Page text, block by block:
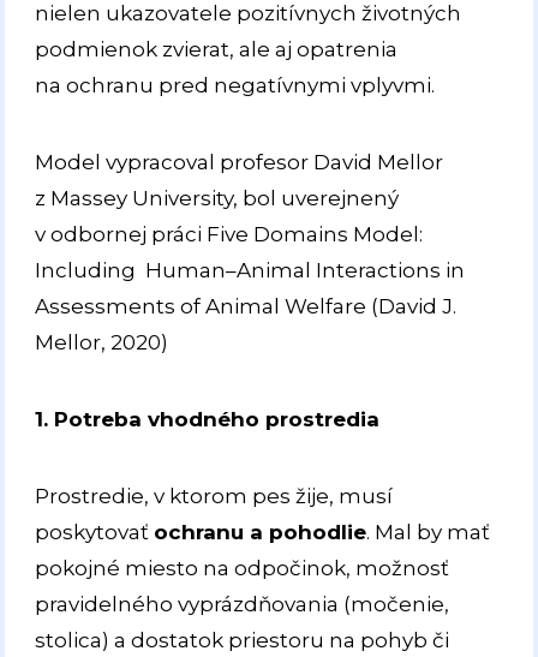
nielen ukazovatele pozitívnych životných
podmienok zvierat, ale aj opatrenia
na ochranu pred negatívnymi vplyvmi.
Model vypracoval profesor David Mellor
z Massey University, bol uverejnený
v odbornej práci Five Domains Model:
Including Human–Animal Interactions in
Assessments of Animal Welfare (David J.
Mellor, 2020)
1. Potreba vhodného prostredia
Prostredie, v ktorom pes žije, musí
poskytovať ochranu a pohodlie. Mal by mať
pokojné miesto na odpočinok, možnosť
pravidelného vyprázdňovania (močenie,
stolica) a dostatok priestoru na pohyb či